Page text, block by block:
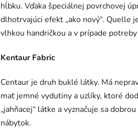
hĺbku. Vďaka špeciálnej povrchovej
dlhotrvajúci efekt „ako nový“. Quelle
vlhkou handričkou a v prípade
Kentaur Fabric
Centaur je druh buklé látky. Má
mať jemné vydutiny a uzlíky, ktoré
„jahňacej“ látke a vyznačuje sa
nábytok.